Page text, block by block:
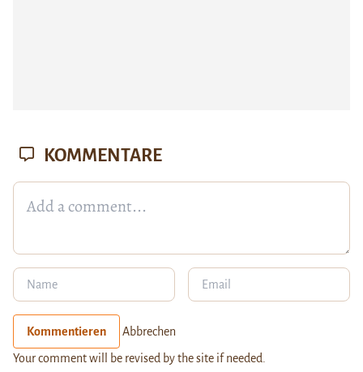
KOMMENTARE
Kommentieren Abbrechen
Your comment will be revised by the site if needed.